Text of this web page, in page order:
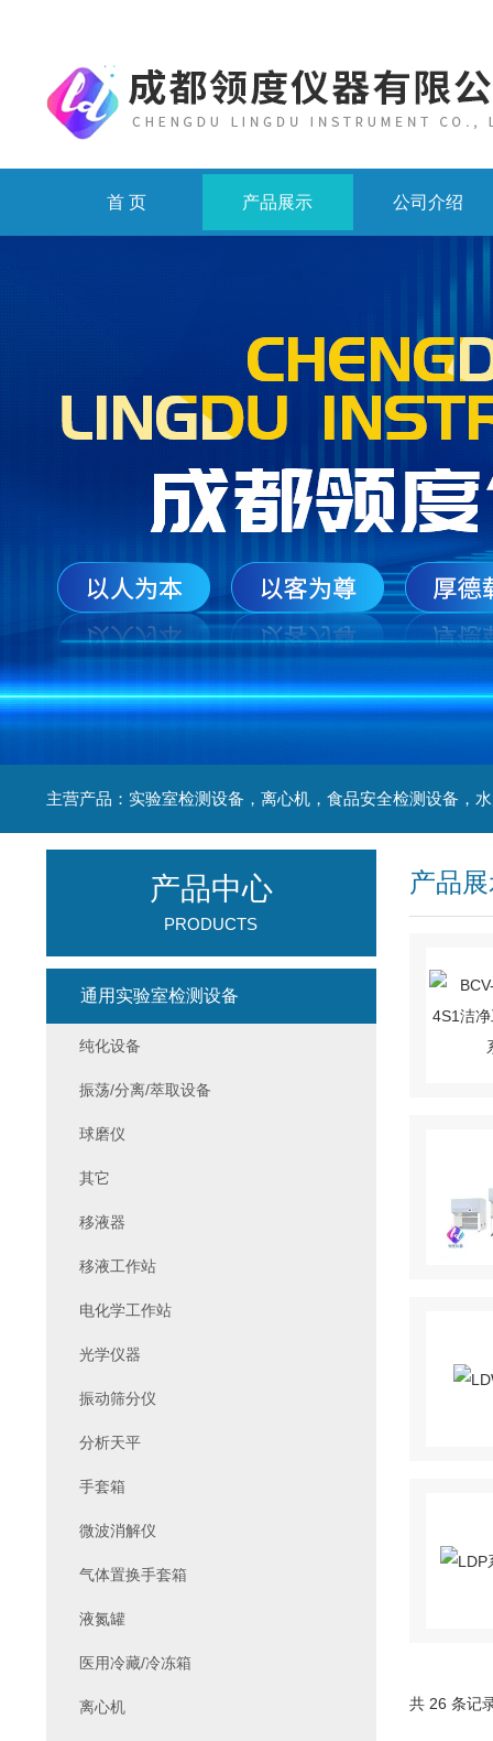
首 页 产品展示 公司介绍
产品
共 26 条记
产品中心
PRODUCTS
通用实验室检测设备
纯化设备
振荡/分离/萃取设备
球磨仪
其它
移液器
移液工作站
电化学工作站
光学仪器
振动筛分仪
分析天平
手套箱
微波消解仪
气体置换手套箱
液氮罐
医用冷藏/冷冻箱
离心机